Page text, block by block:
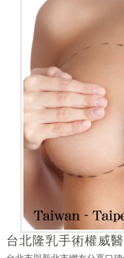
台北隆乳手術權威